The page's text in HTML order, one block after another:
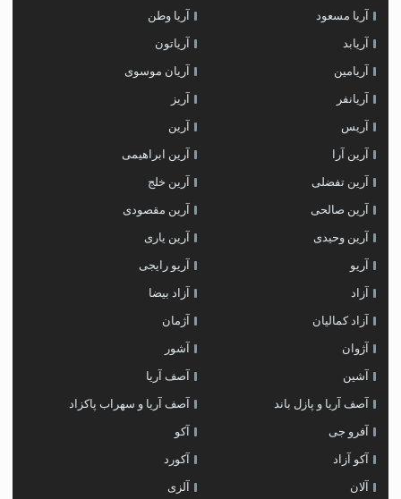
آریا مسعود آریا وطن
آریابد آریاتون
آریامین آریان موسوی
آریانفر آریز
آریس آرین
آرین آرا آرین ابراهیمی
آرین تفضلی آرین خلج
آرین صالحی آرین مقصودی
آرین وحیدی آرین یاری
آریو آریو رایجی
آزاد آزاد بیضا
آزاد کمالیان آژمان
آژوان آشور
آشین آصف آریا
آصف آریا و پازل باند آصف آریا و سهراب پاکزاد
آفرو جی آکو
آکو آزاد آکورد
آلان آلزی